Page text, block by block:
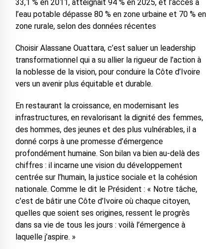
33,1 % en 2011, atteignait 94 % en 2025, et l’accès à
l’eau potable dépasse 80 % en zone urbaine et 70 % en
zone rurale, selon des données récentes
Choisir Alassane Ouattara, c’est saluer un leadership
transformationnel qui a su allier la rigueur de l’action à
la noblesse de la vision, pour conduire la Côte d’Ivoire
vers un avenir plus équitable et durable.
En restaurant la croissance, en modernisant les
infrastructures, en revalorisant la dignité des femmes,
des hommes, des jeunes et des plus vulnérables, il a
donné corps à une promesse d’émergence
profondément humaine. Son bilan va bien au-delà des
chiffres : il incarne une vision du développement
centrée sur l’humain, la justice sociale et la cohésion
nationale. Comme le dit le Président : « Notre tâche,
c’est de bâtir une Côte d’Ivoire où chaque citoyen,
quelles que soient ses origines, ressent le progrès
dans sa vie de tous les jours : voilà l’émergence à
laquelle j’aspire. »